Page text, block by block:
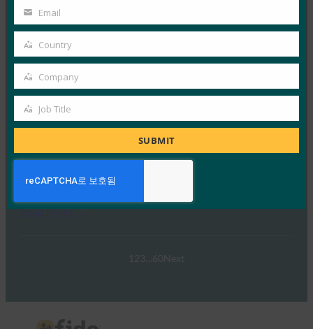
FIDO 얼라이언스는 최근 호주와 그 외…
Read More →
웨비나: NIST SP 800-63 디지털 ID 표준: 업데이트 및
패스키에 대한 의미
FIDO Presentations
NIST SP 800-63-4 디지털 ID 지침 초안의 네 번째 개정판
이 이제 공개 의견 수렴을 위해…
Read More →
1 2 3 60Next
Name
email
Email
Country
Country
Company
Company
Job
Job Title
SUBMIT